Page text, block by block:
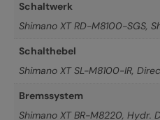
Schaltwerk
Shimano XT RD-M8100-SGS,
Schalthebel
Shimano XT SL-M8100-IR,
Bremssystem
Shimano XT BR-M8220, Hydr.